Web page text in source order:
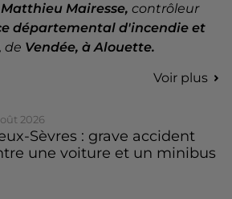
Matthieu Mairesse, contrôleur
départemental d'incendie et
de Vendée, à Alouette.
Voir plus
2026
Sèvres : grave accident
une voiture et un minibus